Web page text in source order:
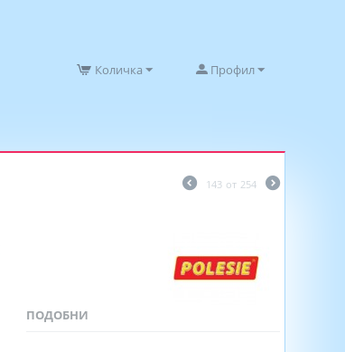
Профил
Количка
143 от 254
ПОДОБНИ